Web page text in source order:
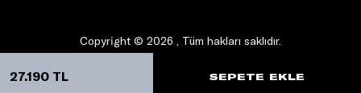
Copyright © 2026 , Tüm hakları saklıdır.
27.190 TL